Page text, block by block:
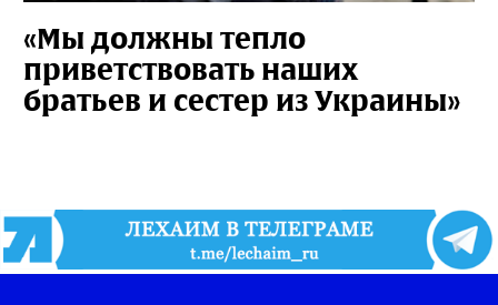
«Мы должны тепло
приветствовать наших
братьев и сестер из Украины»